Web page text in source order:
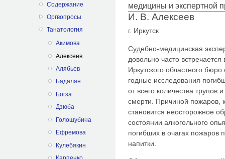
Содержание
Оргвопросы
Танатология
Акимова
Алексеев
Алябьев
Бадалян
Богза
Дзюба
Голошубина
Ефремова
Кулебякин
медицины и экспертной
И. В. Алексеев
г. Иркутск
Судебно-медицинская
довольно часто
Иркутского областного
годные исследования
от всего количества трупов
смерти. Причиной пожаров,
стано­вится неосторожное
состоянии алкогольного
погибших в очагах пожаров
напитки.